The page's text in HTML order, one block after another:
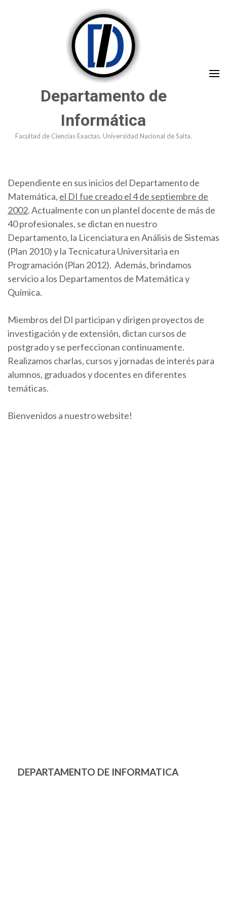
Departamento de
Informática
Facultad de Ciencias Exactas. Universidad Nacional de Salta.
Dependiente en sus inicios del Departamento de
Matemática, el DI fue creado el 4 de septiembre de
2002. Actualmente con un plantel docente de más de
40 profesionales, se dictan en nuestro
Departamento, la Licenciatura en Análisis de Sistemas
(Plan 2010) y la Tecnicatura Universitaria en
Programación (Plan 2012). Además, brindamos
servicio a los Departamentos de Matemática y
Química.
Miembros del DI participan y dirigen proyectos de
investigación y de extensión, dictan cursos de
postgrado y se perfeccionan continuamente.
Realizamos charlas, cursos y jornadas de interés para
alumnos, graduados y docentes en diferentes
temáticas.
Bienvenidos a nuestro website!
DEPARTAMENTO DE INFORMATICA